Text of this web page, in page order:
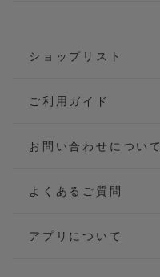
ショップリスト
ご利用ガイド
お問い合わせについて
よくあるご質問
アプリについて